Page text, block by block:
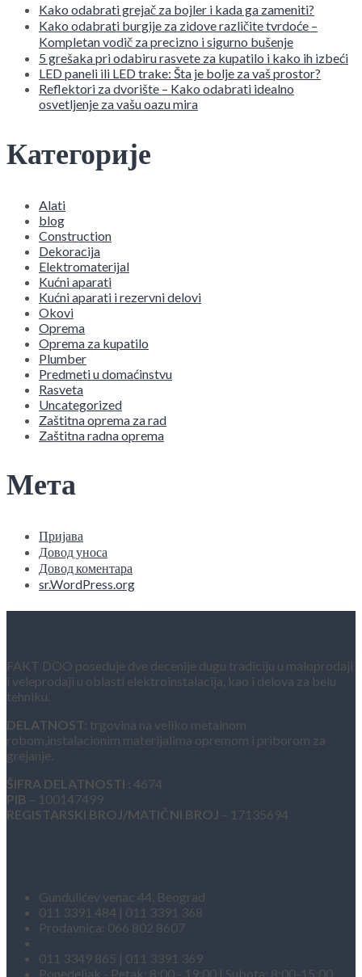
Kako odabrati grejač za bojler i kada ga zameniti?
Kako odabrati burgije za zidove različite tvrdoće –
Kompletan vodič za precizno i sigurno bušenje
5 grešaka pri odabiru rasvete za kupatilo i kako ih izbeći
LED paneli ili LED trake: Šta je bolje za vaš prostor?
Reflektori za dvorište – Kako odabrati idealno
osvetljenje za vašu oazu mira
Категорије
Alati
blog
Construction
Dekoracija
Elektromaterijal
Kućni aparati
Kućni aparati i rezervni delovi
Okovi
Oprema
Oprema za kupatilo
Plumber
Predmeti u domaćinstvu
Rasveta
Uncategorized
Zaštitna oprema za rad
Zaštitna radna oprema
Мета
Пријава
Довод уноса
Довод коментара
sr.WordPress.org
FAKT DOO poseduje dve decenije dugu tradiciju u maloprodaji
i veleprodaji u oblasti elektroinstalacija, kao i delova za belu
tehniku.
DELATNOST: trgovina na veliko metalnom
robom,instalacionim materijalima opremom i priborom za
grejanje.
ŠIFRA DELATNOSTI : 4674
PIB – 100147499
REGISTARSKI BROJ/MATIČNI BROJ – 17135694
Gundulićev venac 44, Beograd
011 3391 484 | 011 3391 368
Prodavnica: 066 802 8607
011 3349 865 | 011 3391 369
Ponedeljak - Petak: 8:00 - 19:00 | Subota: 8:00-15:00